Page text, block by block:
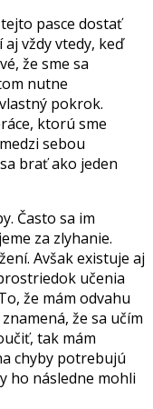
pasce dostať
vždy vtedy, keď
že sme sa
nutne
pokrok.
ktorú sme
sebou
brať ako jeden
Často sa im
za zlyhanie.
Avšak existuje aj
učenia
že mám odvahu
že sa učím
tak mám
chyby potrebujú
ho následne mohli